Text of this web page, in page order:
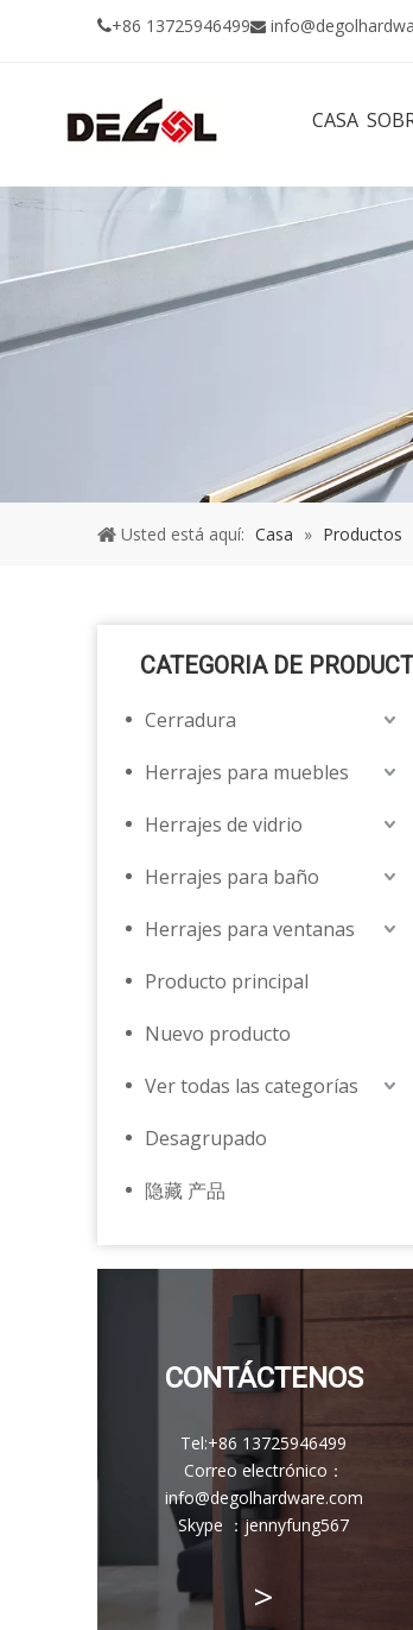
+86 13725946499
CASA
Usted está aquí: Casa » Productos
CATEGORIA DE
Cerradura
Herrajes para muebles
Herrajes de vidrio
Herrajes para baño
Herrajes para ventanas
Producto principal
Nuevo producto
Ver todas las categorías
Desagrupado
隐藏 产品
CONTÁCTENOS
Tel:+86 13725946499
Correo electrónico ：
info@degolhardware.com
Skype ：jennyfung567
>